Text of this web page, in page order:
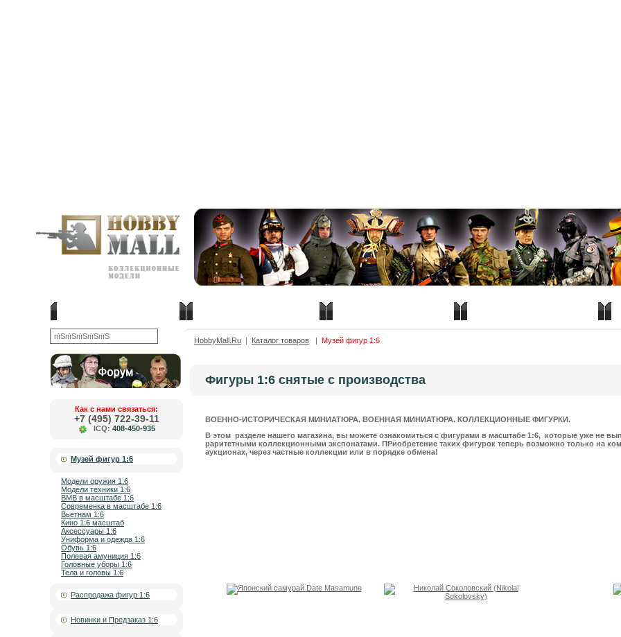
Как с нами связаться:
+7 (495) 722-39-11
ICQ: 408-450-935
Музей фигур 1:6
Модели оружия 1:6
Модели техники 1:6
ВМВ в масштабе 1:6
Современка в масштабе 1:6
Вьетнам 1:6
Кино 1:6 масштаб
Аксессуары 1:6
Униформа и одежда 1:6
Обувь 1:6
Полевая амуниция 1:6
Головные уборы 1:6
Тела и головы 1:6
Распродажа фигур 1:6
Новинки и Предзаказ 1:6
HobbyMall.Ru | Каталог товаров | Музей фигур 1:6
Фигуры 1:6 снятые с производства
ВОЕННО-ИСТОРИЧЕСКАЯ МИНИАТЮРА. ВОЕННАЯ МИНИАТЮРА. КОЛЛЕКЦИОННЫЕ ФИГУРКИ.
В этом разделе нашего магазина, вы можете ознакомиться с фигурами в масштабе 1:6, которые уже не
раритетными коллекционными экспонатами. ПРиобретение таких фигурок теперь возможно только на
аукционах, через частные коллекции или в порядке обмена!